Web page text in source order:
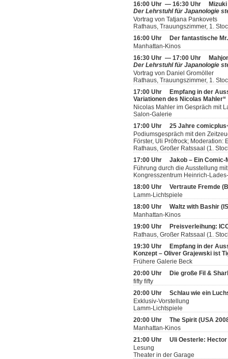
16:00 Uhr — 16:30 Uhr
Der Lehrstuhl für Japanologie
Vortrag von Tatjana Pankovets
Rathaus, Trauungszimmer, 1.
16:00 Uhr
Der fantastische
Manhattan-Kinos
16:30 Uhr — 17:00 Uhr
Der Lehrstuhl für Japanologie
Vortrag von Daniel Gromöller
Rathaus, Trauungszimmer, 1.
17:00 Uhr
Empfang in der
Variationen des Nicolas Mahler“
Nicolas Mahler im Gespräch mit
Salon-Galerie
17:00 Uhr 25 Jahre
Podiumsgespräch mit den
Förster, Uli Pröfrock; Moderation:
Rathaus, Großer Ratssaal (1.
17:00 Uhr Jakob – Ein Comic-
Führung durch die Ausstellung
Kongresszentrum Heinrich-
18:00 Uhr Vertraute Fremde
Lamm-Lichtspiele
18:00 Uhr Waltz with Bashir
Manhattan-Kinos
19:00 Uhr
Preisverleihung:
Rathaus, Großer Ratssaal (1.
19:30 Uhr
Empfang in der
Konzept – Oliver Grajewski ist
Frühere Galerie Beck
20:00 Uhr
Die große Fil &
fifty fifty
20:00 Uhr Schlau wie ein
Exklusiv-Vorstellung
Lamm-Lichtspiele
20:00 Uhr The Spirit (USA
Manhattan-Kinos
21:00 Uhr Uli Oesterle:
Lesung
Theater in der Garage